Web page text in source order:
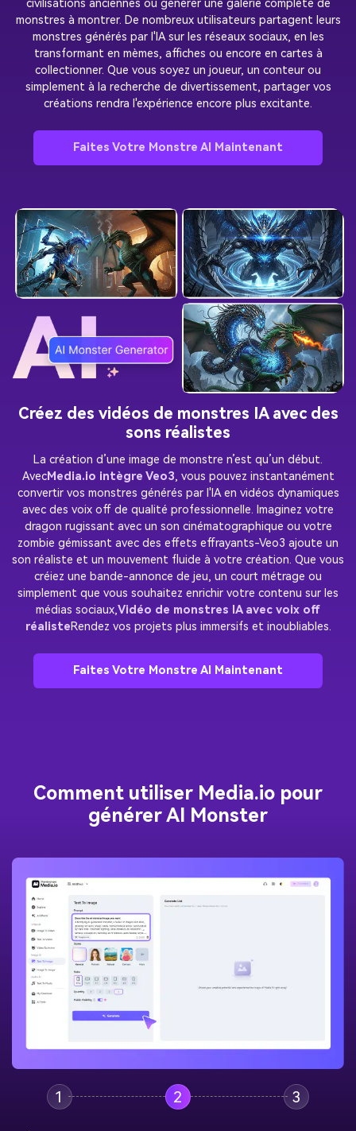
civilisations anciennes ou générer une galerie complète de
monstres à montrer. De nombreux utilisateurs partagent leurs
monstres générés par l'IA sur les réseaux sociaux, en les
transformant en mèmes, affiches ou encore en cartes à
collectionner. Que vous soyez un joueur, un conteur ou
simplement à la recherche de divertissement, partager vos
créations rendra l'expérience encore plus excitante.
Faites Votre Monstre AI Maintenant
Créez des vidéos de monstres IA avec des
sons réalistes
La création d’une image de monstre n’est qu’un début.
AvecMedia.io intègre Veo3, vous pouvez instantanément
convertir vos monstres générés par l'IA en vidéos dynamiques
avec des voix off de qualité professionnelle. Imaginez votre
dragon rugissant avec un son cinématographique ou votre
zombie gémissant avec des effets effrayants-Veo3 ajoute un
son réaliste et un mouvement fluide à votre création. Que vous
créiez une bande-annonce de jeu, un court métrage ou
simplement que vous souhaitez enrichir votre contenu sur les
médias sociaux,Vidéo de monstres IA avec voix off
réalisteRendez vos projets plus immersifs et inoubliables.
Faites Votre Monstre AI Maintenant
Comment utiliser Media.io pour
générer AI Monster
1 2 3